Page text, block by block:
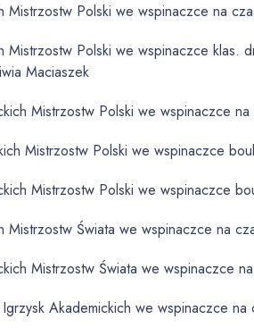
Mistrzostw Polski we wspinaczce na
Mistrzostw Polski we wspinaczce klas.
Maciaszek
Mistrzostw Polski we wspinaczce
Mistrzostw Polski we wspinaczce
Mistrzostw Polski we wspinaczce
Mistrzostw Świata we wspinaczce na
Mistrzostw Świata we wspinaczce
Akademickich we wspinaczce na